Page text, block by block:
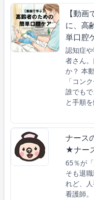
【動
に、高
単口腔
認知症
者さん
か？ 本
「コン
誰でも
と手順を
ナース
★ナー
65％が
そも退
れど、
看護師